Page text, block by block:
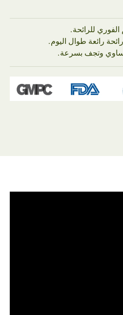
للرائحة.
رائعة طوال اليوم.
وتجف بسرعة.